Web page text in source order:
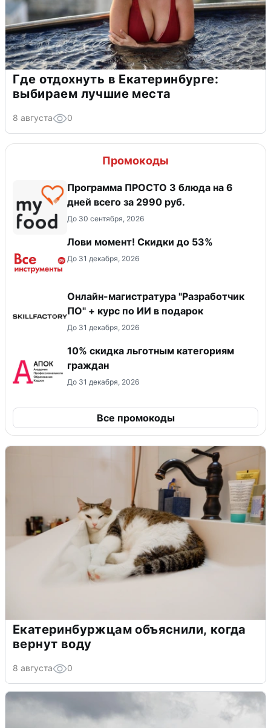
Где отдохнуть в Екатеринбурге:
выбираем лучшие места
8 августа 0
Промокоды
Программа ПРОСТО 3 блюда на 6
дней всего за 2990 руб.
До 30 сентября, 2026
Лови момент! Скидки до 53%
До 31 декабря, 2026
Онлайн-магистратура "Разработчик
ПО" + курс по ИИ в подарок
До 31 декабря, 2026
10% скидка льготным категориям
граждан
До 31 декабря, 2026
Все промокоды
Екатеринбуржцам объяснили, когда
вернут воду
8 августа 0